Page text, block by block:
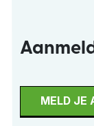
MELD JE